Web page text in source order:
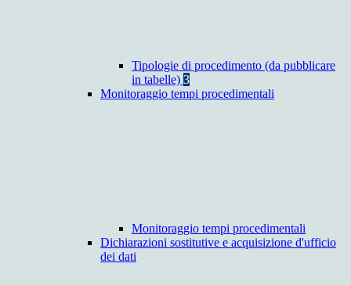
Tipologie di procedimento (da pubblicare
in tabelle) 3
Monitoraggio tempi procedimentali
Monitoraggio tempi procedimentali
Dichiarazioni sostitutive e acquisizione d'ufficio
dei dati